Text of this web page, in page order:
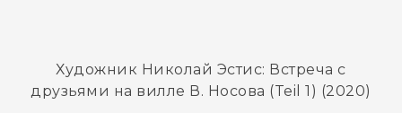
Художник Николай Эстис: Встреча с
друзьями на вилле В. Носова (Teil 1) (2020)